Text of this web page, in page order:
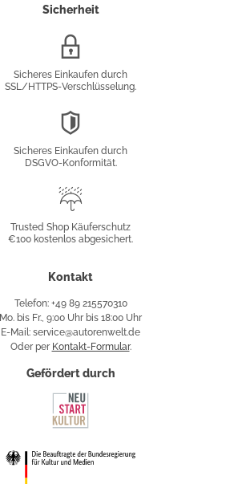
Sicherheit
Sicheres Einkaufen durch
SSL/HTTPS-Verschlüsselung.
Sicheres Einkaufen durch
DSGVO-Konformität.
Käuferschutz
Trusted Shop Käuferschutz
€100 kostenlos abgesichert.
Kontakt
Telefon: +49 89 215570310
Mo. bis Fr., 9:00 Uhr bis 18:00 Uhr
E-Mail: service@autorenwelt.de
Oder per Kontakt-Formular.
Gefördert durch